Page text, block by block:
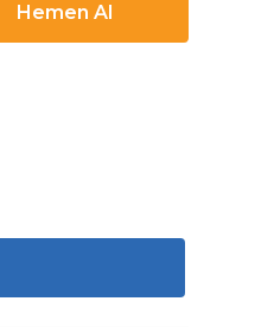
Hemen Al